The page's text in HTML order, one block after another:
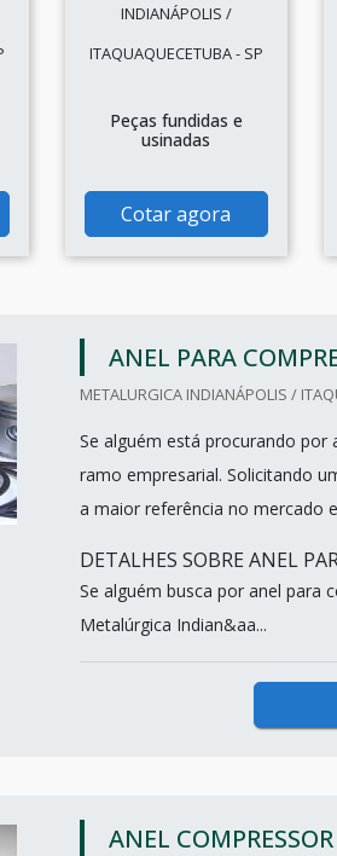
INDIANÁPOLIS /
ITAQUAQUECETUBA - SP
Peças fundidas e
usinadas
Cotar agora
ANEL PARA
METALURGICA INDIANÁPOLIS /
Se alguém está procurando
ramo empresarial. Solicitando
a maior referência no mercado
DETALHES SOBRE ANEL
Se alguém busca por anel para
Metalúrgica Indian&aa...
ANEL